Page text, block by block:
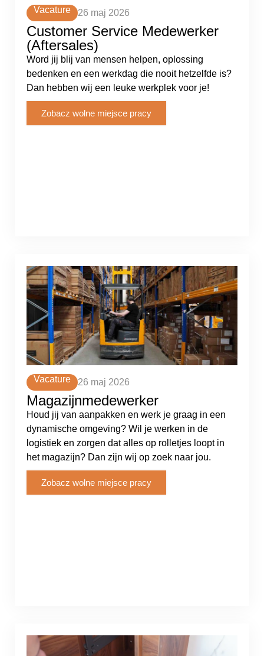
Vacature 26 maj 2026
Customer Service Medewerker
(Aftersales)
Word jij blij van mensen helpen, oplossing
bedenken en een werkdag die nooit hetzelfde is?
Dan hebben wij een leuke werkplek voor je!
Zobacz wolne miejsce pracy
Vacature 26 maj 2026
Magazijnmedewerker
Houd jij van aanpakken en werk je graag in een
dynamische omgeving? Wil je werken in de
logistiek en zorgen dat alles op rolletjes loopt in
het magazijn? Dan zijn wij op zoek naar jou.
Zobacz wolne miejsce pracy